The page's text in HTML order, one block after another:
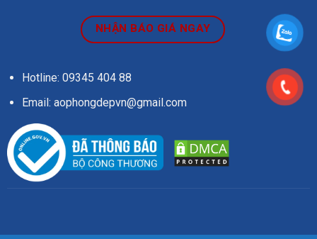
NHẬN BÁO GIÁ NGAY
Hotline: 09345 404 88
Email: aophongdepvn@gmail.com